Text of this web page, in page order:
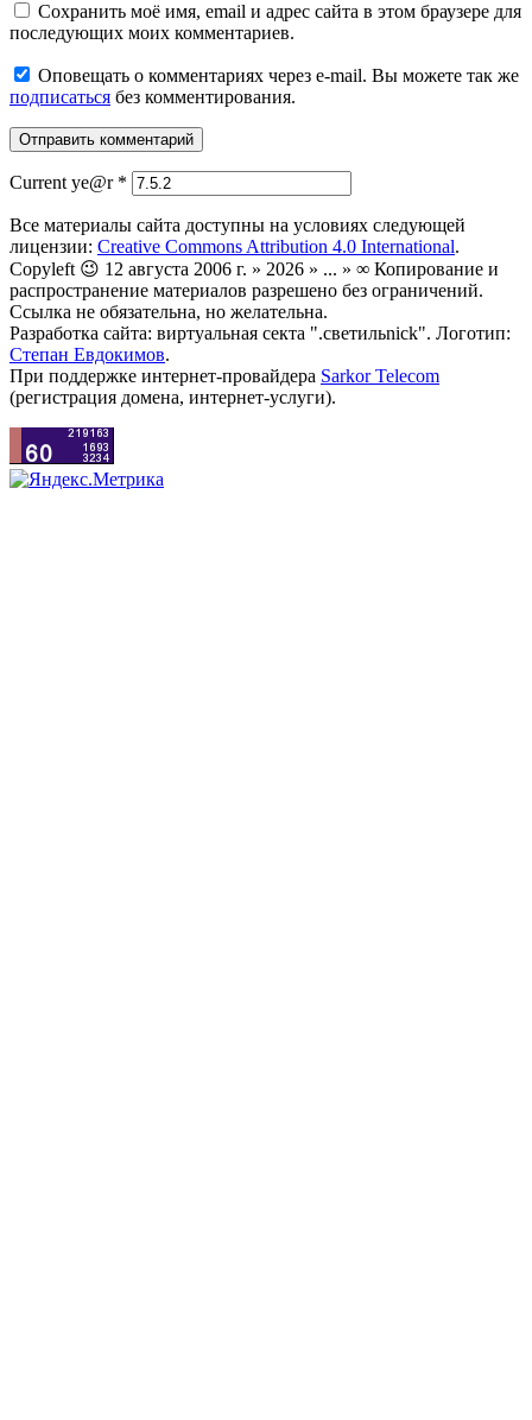
Сохранить моё имя, email и адрес сайта в этом браузере для
последующих моих комментариев.
Оповещать о комментариях через e-mail. Вы можете так же
подписаться без комментирования.
Current ye@r *
Все материалы сайта доступны на условиях следующей
лицензии: Creative Commons Attribution 4.0 International.
Copyleft 😉 12 августа 2006 г. » 2026 » ... » ∞ Копирование и
распространение материалов разрешено без ограничений.
Ссылка не обязательна, но желательна.
Разработка сайта: виртуальная секта ".светильnick". Логотип:
Степан Евдокимов.
При поддержке интернет-провайдера Sarkor Telecom
(регистрация домена, интернет-услуги).